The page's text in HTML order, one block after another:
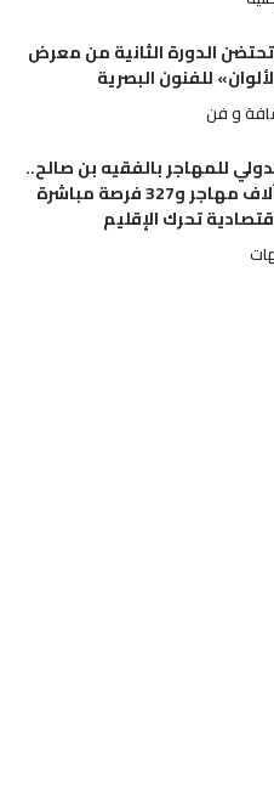
الدورة الثانية من معرض
للفنون البصرية
و فن
للمهاجر بالفقيه بن صالح..
أزيد من 3 آلاف مهاجر و327 فرصة مباشرة
تحرك الإقليم